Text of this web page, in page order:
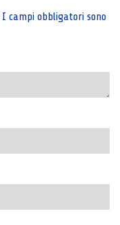
I campi obbligatori sono